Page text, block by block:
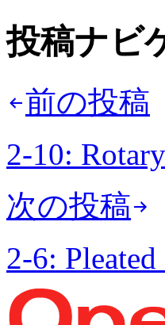
投稿ナビ
前の投稿
2-10:
次の投稿
2-6: